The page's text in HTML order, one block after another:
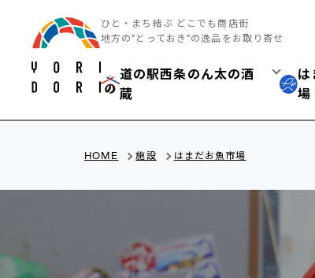
ひと・まち結ぶ どこでも商店街
地方の”とっておき”の逸品をお取り寄せ
道の駅西条のん太の酒
蔵
は
場
HOME 施設 はまだお魚市場